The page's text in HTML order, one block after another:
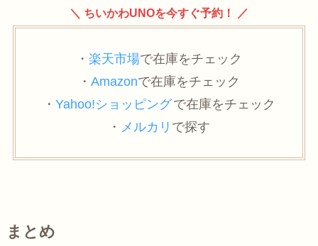
＼ ちいかわUNOを今すぐ予約！ ／
・ 楽天市場で在庫をチェック
・ Amazonで在庫をチェック
・ Yahoo!ショッピングで在庫をチェック
・ メルカリ で探す
まとめ